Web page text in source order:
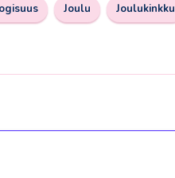
Joulu Joulukinkku